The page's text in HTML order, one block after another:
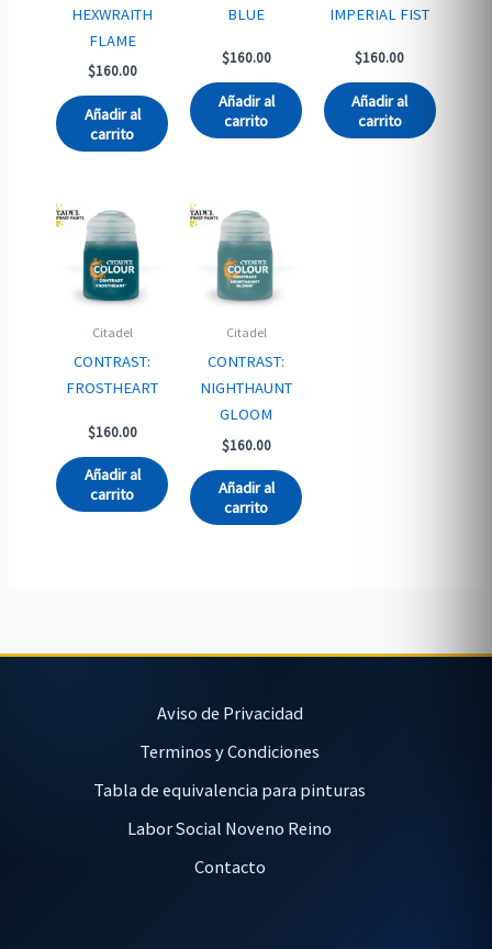
HEXWRAITH
FLAME
$160.00
Añadir al
carrito
BLUE
$160.00
Añadir al
carrito
IMPERIAL FIST
$160.00
Añadir al
carrito
Citadel
CONTRAST:
FROSTHEART
$160.00
Añadir al
carrito
Citadel
CONTRAST:
NIGHTHAUNT
GLOOM
$160.00
Añadir al
carrito
Aviso de Privacidad
Terminos y Condiciones
Tabla de equivalencia para pinturas
Labor Social Noveno Reino
Contacto